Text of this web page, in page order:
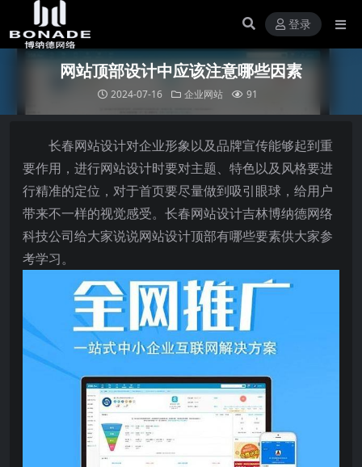
登录
网站顶部设计中应该注意哪些因素
2024-07-16 企业网站 91
长春网站设计对企业形象以及品牌宣传能够起到重
要作用，进行网站设计时要对主题、特色以及风格要进
行精准的定位，对于首页要尽量做到吸引眼球，给用户
带来不一样的视觉感受。长春网站设计吉林博纳德网络
科技公司给大家说说网站设计顶部有哪些要素供大家参
考学习。